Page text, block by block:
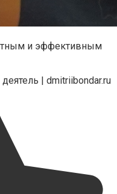
и эффективным
| dmitriibondar.ru